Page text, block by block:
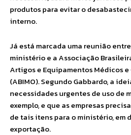
produtos para evitar o
interno.
Já está marcada uma reunião
ministério e a Associação
Artigos e Equipamentos Médicos
(ABIMO). Segundo Gabbardo, a
necessidades urgentes de uso de
exemplo, e que as empresas
de tais itens para o ministério, em
exportação.